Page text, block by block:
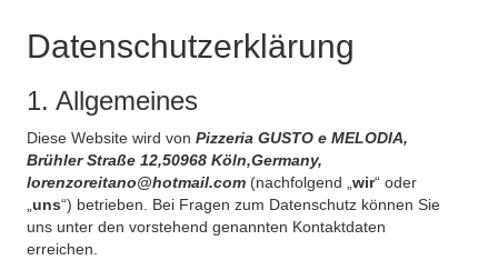
Datenschutzerklärung
1. Allgemeines
Diese Website wird von Pizzeria GUSTO e MELODIA,
Brühler Straße 12,50968 Köln,Germany,
lorenzoreitano@hotmail.com (nachfolgend „ wir“ oder
uns“) betrieben. Bei Fragen zum Datenschutz können Sie
uns unter den vorstehend genannten Kontaktdaten
erreichen.